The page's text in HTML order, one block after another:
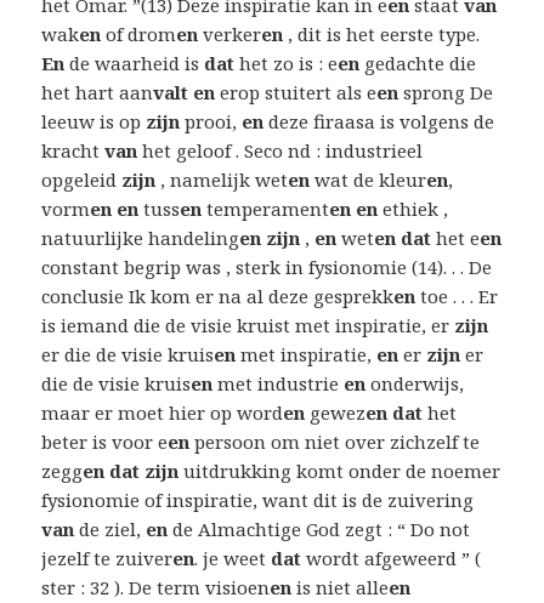
het Omar. ”(13) Deze inspiratie kan in een staatvan
waken of dromen verkeren , dit is het eerste type.
En de waarheid is dat het zo is : een gedachte die
het hart aanvalt en erop stuitert als een sprong De
leeuw is op zijn prooi, en deze firaasa is volgens de
krachtvan het geloof . Seco nd : industrieel
opgeleid zijn , namelijk weten wat de kleuren,
vormen en tussen temperamenten en ethiek ,
natuurlijke handelingen zijn , en weten dat het een
constant begrip was , sterk in fysionomie (14). . . De
conclusie Ik kom er na al deze gesprekken toe . . . Er
is iemand die de visie kruist met inspiratie, er zijn
er die de visie kruisen met inspiratie, en er zijn er
die de visie kruisen met industrie en onderwijs,
maar er moet hier op worden gewezen dat het
beter is voor een persoon om niet over zichzelf te
zeggen dat zijn uitdrukking komt onder de noemer
fysionomie of inspiratie, want dit is de zuivering
van de ziel, en de Almachtige God zegt : “ Do not
jezelf te zuiveren. je weet dat wordt afgeweerd ” (
ster : 32 ). De term visioenen is niet alleen